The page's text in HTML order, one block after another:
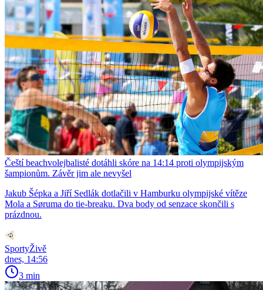
Čeští beachvolejbalisté dotáhli skóre na 14:14 proti olympijským
šampionům. Závěr jim ale nevyšel
Jakub Šépka a Jiří Sedlák dotlačili v Hamburku olympijské vítěze
Mola a Søruma do tie-breaku. Dva body od senzace skončili s
prázdnou.
SportyŽivě
dnes, 14:56
3 min